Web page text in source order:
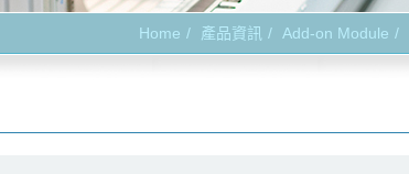
Home 產品資訊 Add-on Module